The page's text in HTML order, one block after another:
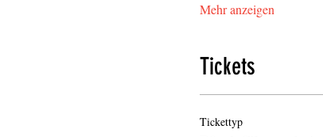
Mehr anzeigen
Tickets
Tickettyp